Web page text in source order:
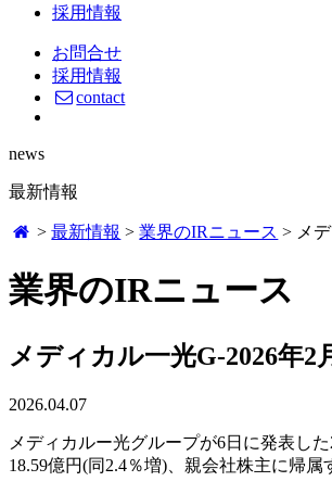
採用情報
お問合せ
採用情報
contact
news
最新情報
>最新情報 >業界のIRニュース > メ
業界のIRニュース
メディカル一光G-2026年2
2026.04.07
メディカルー光グループが6日に発表し
18.59億円(同2.4％増)、親会社株主に帰属